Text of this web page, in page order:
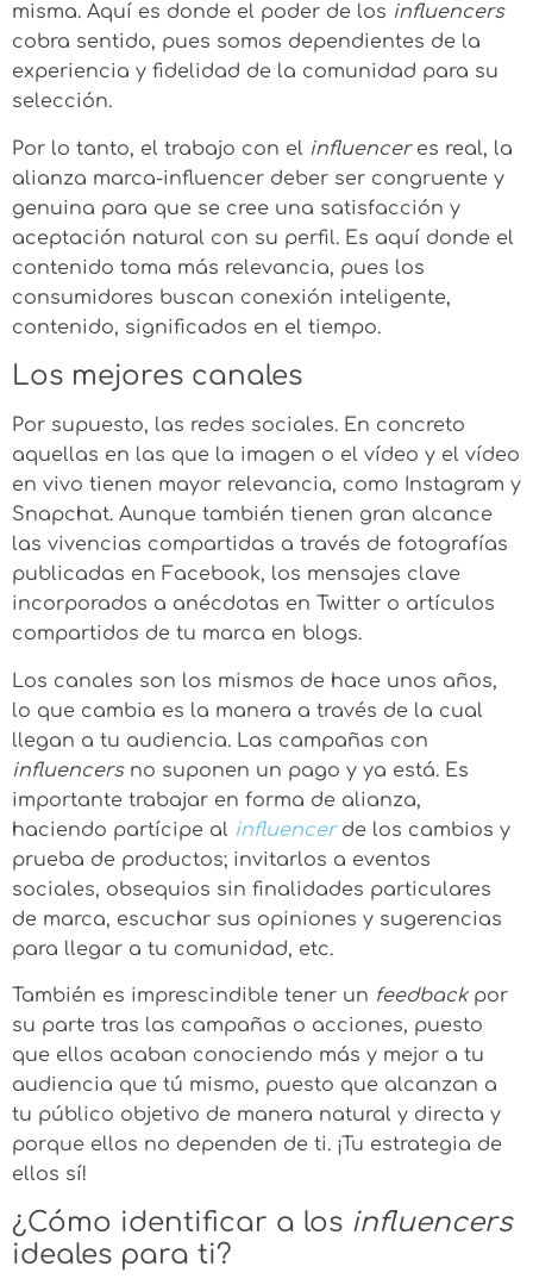
misma. Aquí es donde el poder de los influencers
cobra sentido, pues somos dependientes de la
experiencia y fidelidad de la comunidad para su
selección.
Por lo tanto, el trabajo con el influenceres real, la
alianza marca-influencer deber ser congruente y
genuina para que se cree una satisfacción y
aceptación natural con su perfil. Es aquí donde el
contenido toma más relevancia, pues los
consumidores buscan conexión inteligente,
contenido, significados en el tiempo.
Los mejores canales
Por supuesto, las redes sociales. En concreto
aquellas en las que la imagen o el vídeo y el vídeo
en vivo tienen mayor relevancia, como Instagram y
Snapchat. Aunque también tienen gran alcance
las vivencias compartidas a través de fotografías
publicadas en Facebook, los mensajes clave
incorporados a anécdotas en Twitter o artículos
compartidos de tu marca en blogs.
Los canales son los mismos de hace unos años,
lo que cambia es la manera a través de la cual
llegan a tu audiencia. Las campañas con
influencersno suponen un pago y ya está. Es
importante trabajar en forma de alianza,
haciendo partícipe al influencerde los cambios y
prueba de productos; invitarlos a eventos
sociales, obsequios sin finalidades particulares
de marca, escuchar sus opiniones y sugerencias
para llegar a tu comunidad, etc.
También es imprescindible tener un feedbackpor
su parte tras las campañas o acciones, puesto
que ellos acaban conociendo más y mejor a tu
audiencia que tú mismo, puesto que alcanzan a
tu público objetivo de manera natural y directa y
porque ellos no dependen de ti. ¡Tu estrategia de
ellos sí!
¿Cómo identificar a los influencers
ideales para ti?